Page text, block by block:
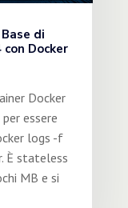
di
Docker
Docker
essere
logs -f
È stateless
MB e si